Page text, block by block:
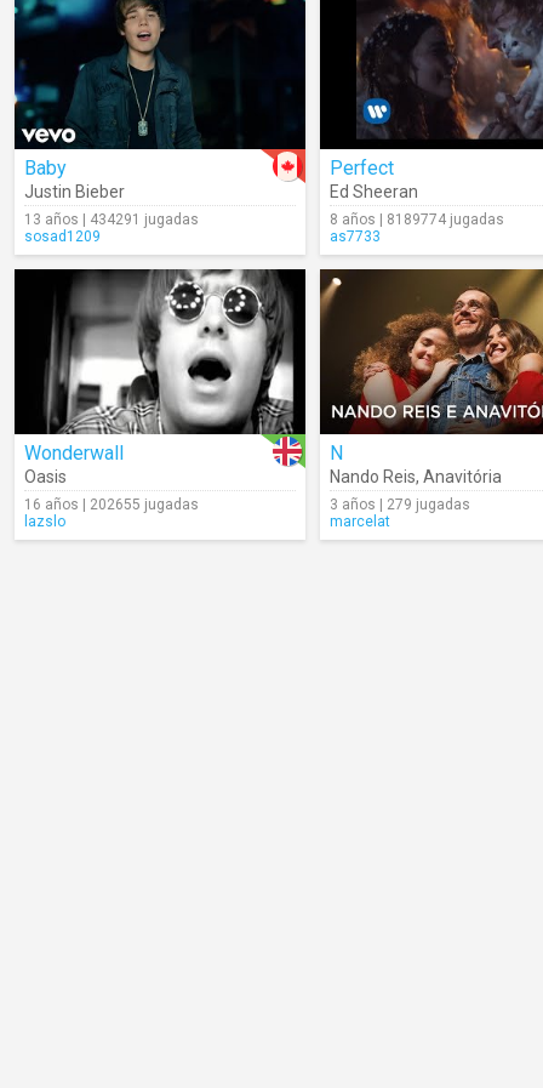
Baby
Justin Bieber
13 años | 434291 jugadas
sosad1209
Perfect
Ed Sheeran
8 años | 8189774 jugadas
as7733
Wonderwall
Oasis
16 años | 202655 jugadas
lazslo
N
Nando Reis, Anavitória
3 años | 279 jugadas
marcelat